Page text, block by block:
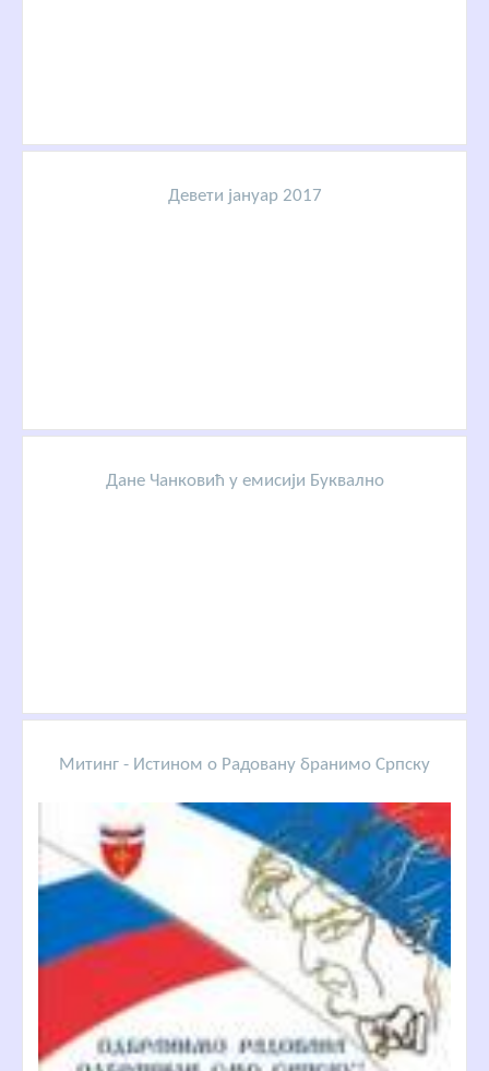
Девети јануар 2017
Дане Чанковић у емисији Буквално
Митинг - Истином о Радовану бранимо Српску